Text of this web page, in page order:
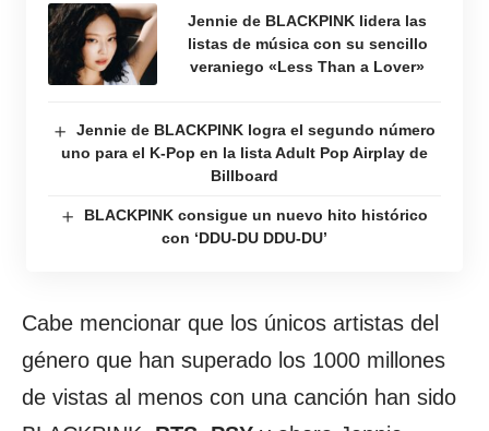
Jennie de BLACKPINK lidera las
listas de música con su sencillo
veraniego «Less Than a Lover»
Jennie de BLACKPINK logra el segundo número
uno para el K-Pop en la lista Adult Pop Airplay de
Billboard
BLACKPINK consigue un nuevo hito histórico
con ‘DDU-DU DDU-DU’
Cabe mencionar que los únicos artistas del
género que han superado los 1000 millones
de vistas al menos con una canción han sido